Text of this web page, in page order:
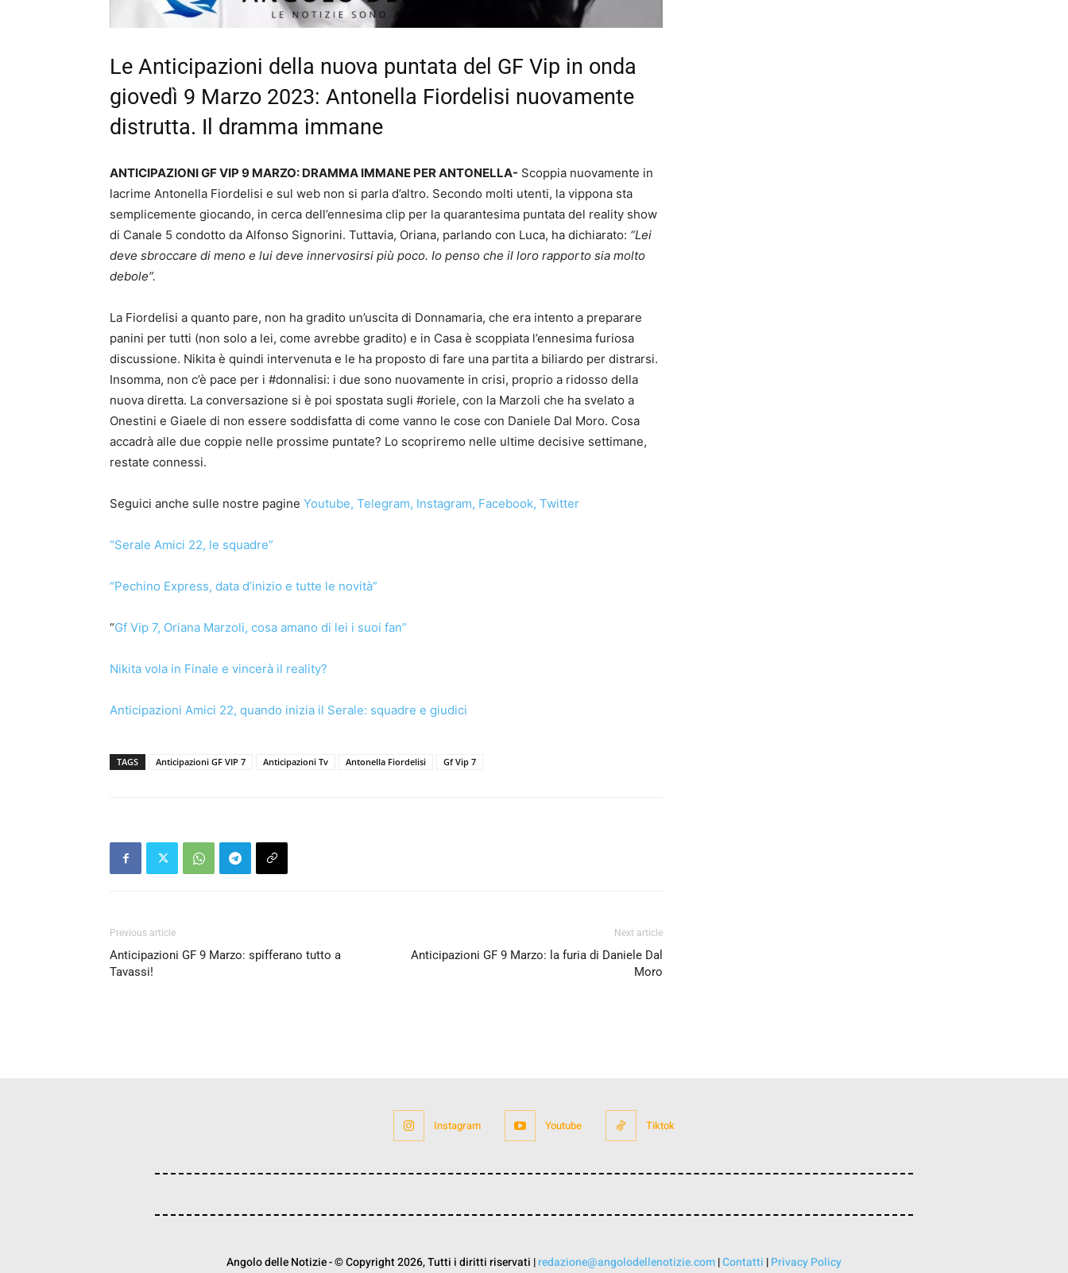
Le Anticipazioni della nuova puntata del GF Vip in onda
giovedì 9 Marzo 2023: Antonella Fiordelisi nuovamente
distrutta. Il dramma immane
ANTICIPAZIONI GF VIP 9 MARZO: DRAMMA IMMANE PER ANTONELLA- Scoppia nuovamente in
lacrime Antonella Fiordelisi e sul web non si parla d’altro. Secondo molti utenti, la vippona sta
semplicemente giocando, in cerca dell’ennesima clip per la quarantesima puntata del reality show
di Canale 5 condotto da Alfonso Signorini. Tuttavia, Oriana, parlando con Luca, ha dichiarato: “Lei
deve sbroccare di meno e lui deve innervosirsi più poco. Io penso che il loro rapporto sia molto
debole”.
La Fiordelisi a quanto pare, non ha gradito un’uscita di Donnamaria, che era intento a preparare
panini per tutti (non solo a lei, come avrebbe gradito) e in Casa è scoppiata l’ennesima furiosa
discussione. Nikita è quindi intervenuta e le ha proposto di fare una partita a biliardo per distrarsi.
Insomma, non c’è pace per i #donnalisi: i due sono nuovamente in crisi, proprio a ridosso della
nuova diretta. La conversazione si è poi spostata sugli #oriele, con la Marzoli che ha svelato a
Onestini e Giaele di non essere soddisfatta di come vanno le cose con Daniele Dal Moro. Cosa
accadrà alle due coppie nelle prossime puntate? Lo scopriremo nelle ultime decisive settimane,
restate connessi.
Seguici anche sulle nostre pagine Youtube, Telegram, Instagram, Facebook, Twitter
“Serale Amici 22, le squadre”
“Pechino Express, data d’inizio e tutte le novità”
“Gf Vip 7, Oriana Marzoli, cosa amano di lei i suoi fan”
Nikita vola in Finale e vincerà il reality?
Anticipazioni Amici 22, quando inizia il Serale: squadre e giudici
TAGS Anticipazioni GF VIP 7 Anticipazioni Tv Antonella Fiordelisi Gf Vip 7
Previous article
Anticipazioni GF 9 Marzo: spifferano tutto a
Tavassi!
Next article
Anticipazioni GF 9 Marzo: la furia di Daniele Dal
Moro
Instagram Youtube Tiktok
Angolo delle Notizie - © Copyright 2026, Tutti i diritti riservati |redazione@angolodellenotizie.com|Contatti |Privacy Policy